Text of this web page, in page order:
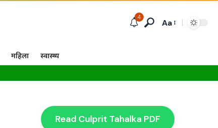
4
Aa
महिला स्वास्थ्य
Read Culprit Tahalka PDF